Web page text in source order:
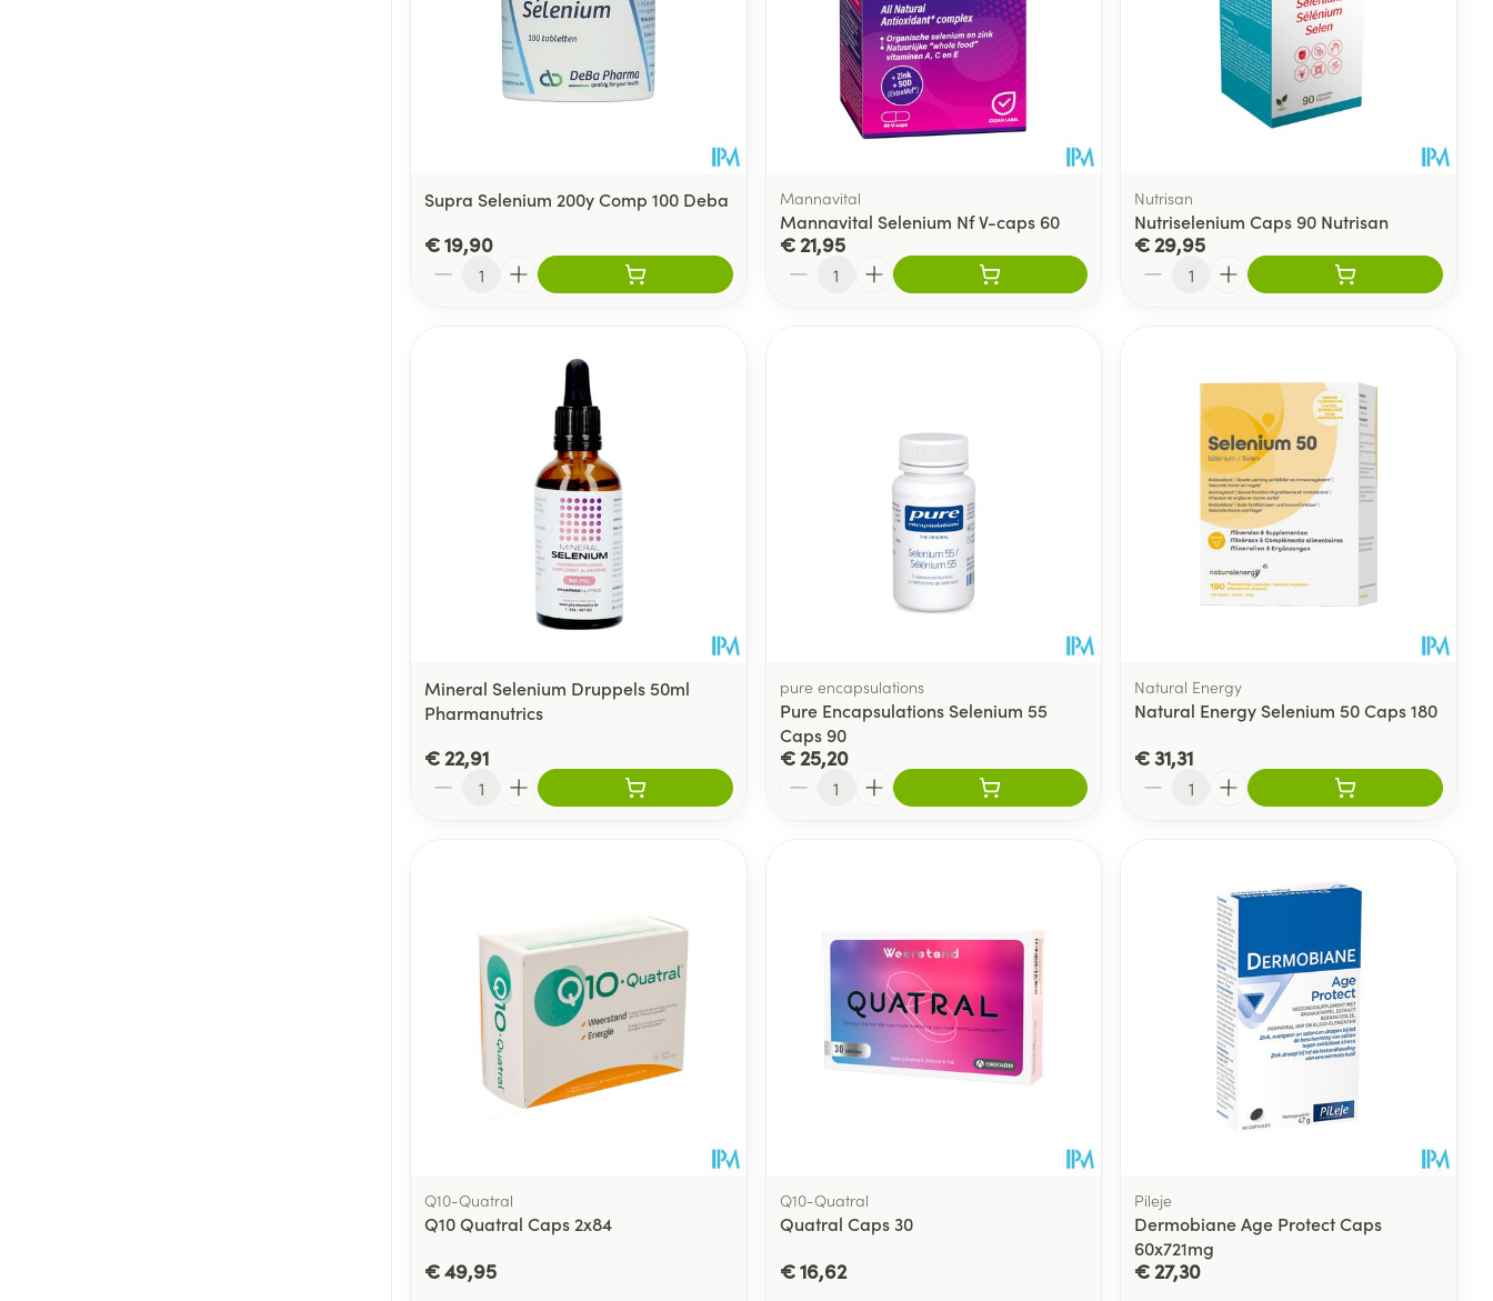
Supra Selenium 200y Comp 100 Deba
€ 19,90
Mannavital
Mannavital Selenium Nf V-caps 60
€ 21,95
Nutrisan
Nutriselenium Caps 90 Nutrisan
€ 29,95
Mineral Selenium Druppels 50ml
Pharmanutrics
€ 22,91
pure encapsulations
Pure Encapsulations Selenium 55
Caps 90
€ 25,20
Natural Energy
Natural Energy Selenium 50 Caps 180
€ 31,31
Q10-Quatral
Q10 Quatral Caps 2x84
€ 49,95
Q10-Quatral
Quatral Caps 30
€ 16,62
Pileje
Dermobiane Age Protect Caps
60x721mg
€ 27,30